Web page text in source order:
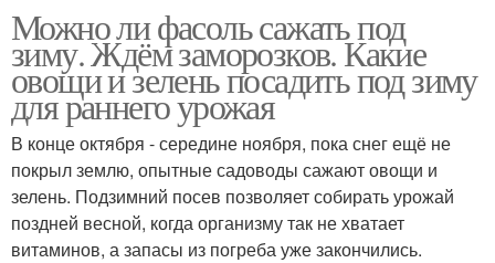
Можно ли фасоль сажать под
зиму. Ждём заморозков. Какие
овощи и зелень посадить под зиму
для раннего урожая
В конце октября - середине ноября, пока снег ещё не
покрыл землю, опытные садоводы сажают овощи и
зелень. Подзимний посев позволяет собирать урожай
поздней весной, когда организму так не хватает
витаминов, а запасы из погреба уже закончились.